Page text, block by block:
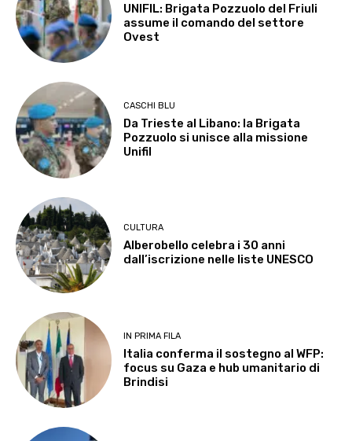
UNIFIL: Brigata Pozzuolo del Friuli
assume il comando del settore
Ovest
CASCHI BLU
Da Trieste al Libano: la Brigata
Pozzuolo si unisce alla missione
Unifil
CULTURA
Alberobello celebra i 30 anni
dall’iscrizione nelle liste UNESCO
IN PRIMA FILA
Italia conferma il sostegno al WFP:
focus su Gaza e hub umanitario di
Brindisi